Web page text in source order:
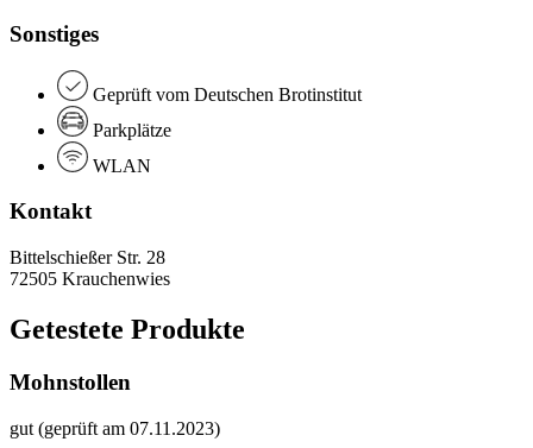
Sonstiges
Geprüft vom Deutschen Brotinstitut
Parkplätze
WLAN
Kontakt
Bittelschießer Str. 28
72505 Krauchenwies
Getestete Produkte
Mohnstollen
gut (geprüft am 07.11.2023)